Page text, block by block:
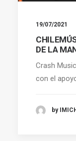
19/07/2021
DE LA
Crash
con el
by